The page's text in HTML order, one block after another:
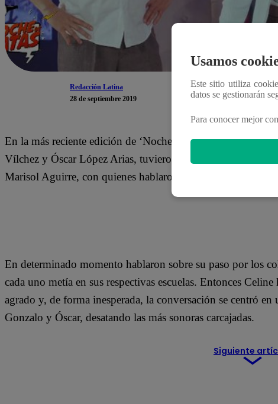
Redacción Latina
28 de septiembre 2019
En la más reciente edición de ‘Noche de patas’, los
Vílchez y Óscar López Arias, tuvieron como invitadas a dos
Marisol Aguirre, con quienes hablaron de diversos temas
En determinado momento hablaron sobre su paso por los
cada uno metía en sus respectivas escuelas. Entonces
agrado y, de forma inesperada, la conversación se centró
Gonzalo y Óscar, desatando las más sonoras carcajadas.
Siguiente
Usamos
Este sitio utiliza
datos se gestionarán
Para conocer mejor